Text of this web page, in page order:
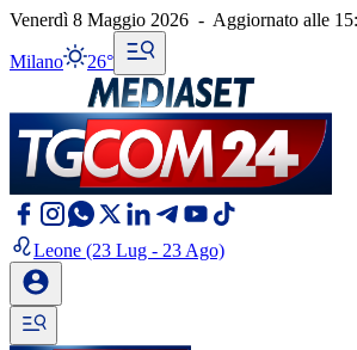
Venerdì 8 Maggio 2026 - Aggiornato alle
Milano 26°
Leone (23 Lug - 23 Ago)